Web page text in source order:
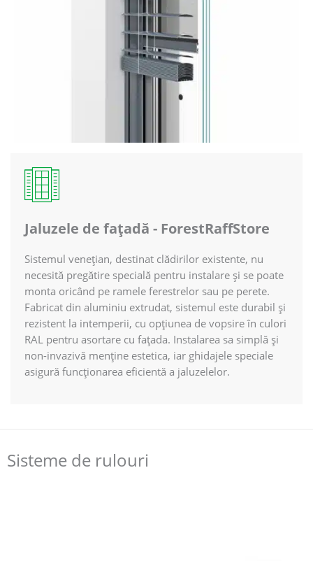
Jaluzele de fațadă - ForestRaffStore
Sistemul venețian, destinat clădirilor existente, nu
necesită pregătire specială pentru instalare și se poate
monta oricând pe ramele ferestrelor sau pe perete.
Fabricat din aluminiu extrudat, sistemul este durabil și
rezistent la intemperii, cu opțiunea de vopsire în culori
RAL pentru asortare cu fațada. Instalarea sa simplă și
non-invazivă menține estetica, iar ghidajele speciale
asigură funcționarea eficientă a jaluzelelor.
Sisteme de rulouri